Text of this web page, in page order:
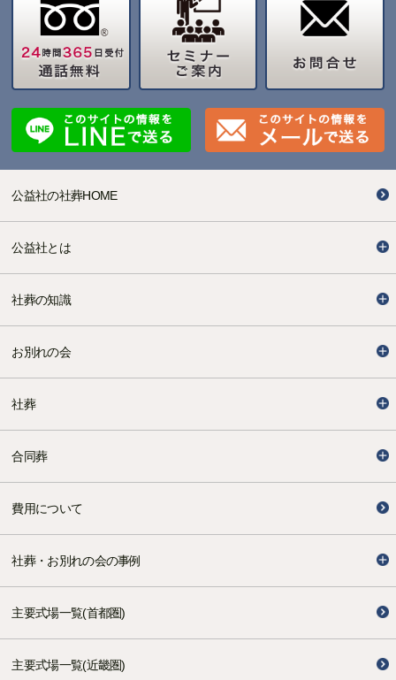
公益社の社葬HOME
公益社とは
社葬の知識
お別れの会
社葬
合同葬
費用について
社葬・お別れの会の事例
主要式場一覧(首都圏)
主要式場一覧(近畿圏)